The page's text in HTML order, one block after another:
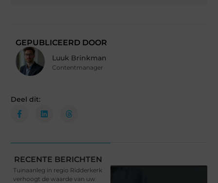
GEPUBLICEERD DOOR
Luuk Brinkman
Contentmanager
Deel dit:
RECENTE BERICHTEN
Tuinaanleg in regio Ridderkerk
verhoogt de waarde van uw